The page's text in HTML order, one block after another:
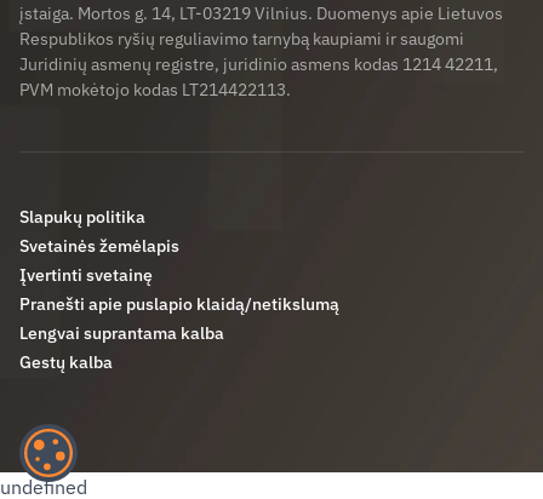
įstaiga. Mortos g. 14, LT-03219 Vilnius. Duomenys apie Lietuvos
Respublikos ryšių reguliavimo tarnybą kaupiami ir saugomi
Juridinių asmenų registre, juridinio asmens kodas 1214 42211,
PVM mokėtojo kodas LT214422113.
Slapukų politika
Svetainės žemėlapis
Įvertinti svetainę
Pranešti apie puslapio klaidą/netikslumą
Lengvai suprantama kalba
Gestų kalba
undefined